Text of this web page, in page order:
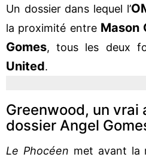
Un dossier dans lequel l’
la proximité entreMason
Gomes, tous les deux
United.
Greenwood, un vrai
dossier Angel
Le Phocéen met avant la